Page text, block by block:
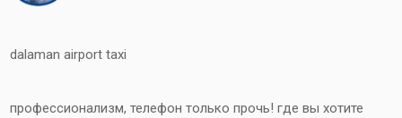
dalaman airport taxi
профессионализм, телефон только прочь! где вы хотите